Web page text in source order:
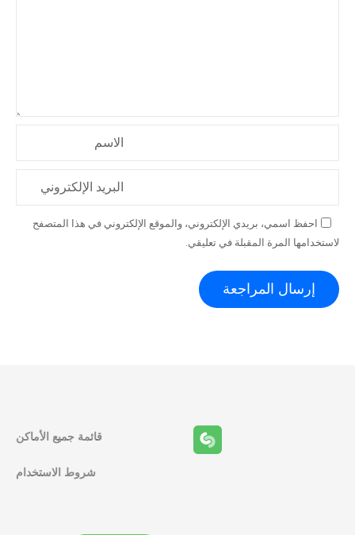
الاسم
البريد الإلكتروني
احفظ اسمي، بريدي الإلكتروني، والموقع الإلكتروني في هذا المتصفح
لاستخدامها المرة المقبلة في تعليقي.
قائمة جميع الأماكن
شروط الاستخدام